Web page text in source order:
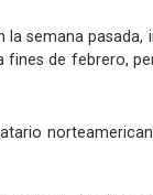
la semana
fines de febrero,